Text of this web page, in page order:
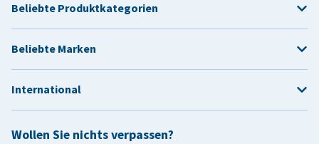
Wollen Sie nichts verpassen?
Beliebte Produktkategorien
Beliebte Marken
International